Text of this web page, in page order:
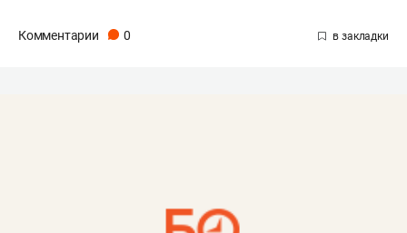
Комментарии 0